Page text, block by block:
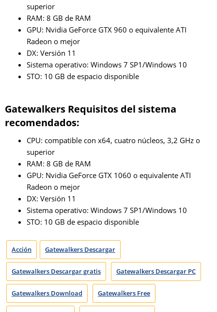
superior
RAM: 8 GB de RAM
GPU: Nvidia GeForce GTX 960 o equivalente ATI
Radeon o mejor
DX: Versión 11
Sistema operativo: Windows 7 SP1/Windows 10
STO: 10 GB de espacio disponible
Gatewalkers Requisitos del sistema
recomendados:
CPU: compatible con x64, cuatro núcleos, 3,2 GHz o
superior
RAM: 8 GB de RAM
GPU: Nvidia GeForce GTX 1060 o equivalente ATI
Radeon o mejor
DX: Versión 11
Sistema operativo: Windows 7 SP1/Windows 10
STO: 10 GB de espacio disponible
Acción Gatewalkers Descargar
Gatewalkers Descargar gratis Gatewalkers Descargar PC
Gatewalkers Download Gatewalkers Free